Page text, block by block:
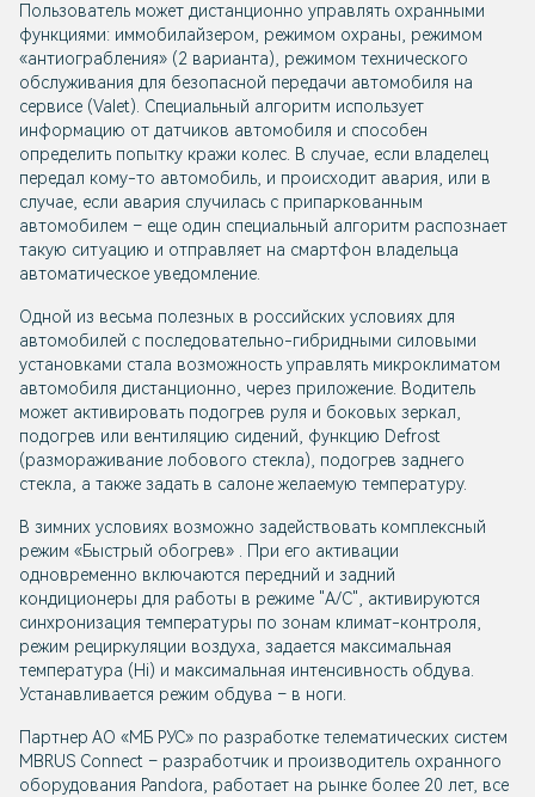
Пользователь может дистанционно управлять охранными
функциями: иммобилайзером, режимом охраны, режимом
«антиограбления» (2 варианта), режимом технического
обслуживания для безопасной передачи автомобиля на
сервисе (Valet). Специальный алгоритм использует
информацию от датчиков автомобиля и способен
определить попытку кражи колес. В случае, если владелец
передал кому-то автомобиль, и происходит авария, или в
случае, если авария случилась с припаркованным
автомобилем – еще один специальный алгоритм распознает
такую ситуацию и отправляет на смартфон владельца
автоматическое уведомление.
Одной из весьма полезных в российских условиях для
автомобилей с последовательно-гибридными силовыми
установками стала возможность управлять микроклиматом
автомобиля дистанционно, через приложение. Водитель
может активировать подогрев руля и боковых зеркал,
подогрев или вентиляцию сидений, функцию Defrost
(размораживание лобового стекла), подогрев заднего
стекла, а также задать в салоне желаемую температуру.
В зимних условиях возможно задействовать комплексный
режим «Быстрый обогрев» . При его активации
одновременно включаются передний и задний
кондиционеры для работы в режиме "A/C", активируются
синхронизация температуры по зонам климат-контроля,
режим рециркуляции воздуха, задается максимальная
температура (Hi) и максимальная интенсивность обдува.
Устанавливается режим обдува – в ноги.
Партнер АО «МБ РУС» по разработке телематических систем
MBRUS Connect – разработчик и производитель охранного
оборудования Pandora, работает на рынке более 20 лет, все